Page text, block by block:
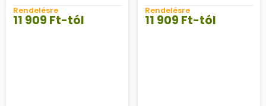
színben
Rendelésre
11 909 Ft-tól
színben
Rendelésre
11 909 Ft-tól